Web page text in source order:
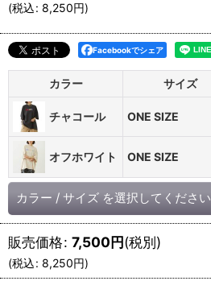
(税込: 8,250円)
Facebookでシェア
カラー サイズ
チャコール ONE SIZE
オフホワイト ONE SIZE
カラー / サイズ を選択してください
販売価格: 7,500円(税別)
(税込: 8,250円)